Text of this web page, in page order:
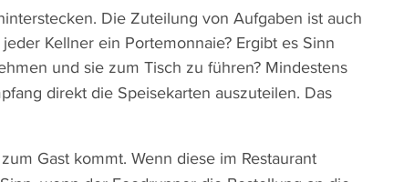
Die Zuteilung von Aufgaben ist auch
Kellner ein Portemonnaie? Ergibt es Sinn
und sie zum Tisch zu führen? Mindestens
direkt die Speisekarten auszuteilen. Das
Gast kommt. Wenn diese im Restaurant